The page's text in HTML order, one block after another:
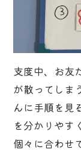
支度中、お友
が散ってしま
んに手順を見
を分かりやす
個々に合わせ